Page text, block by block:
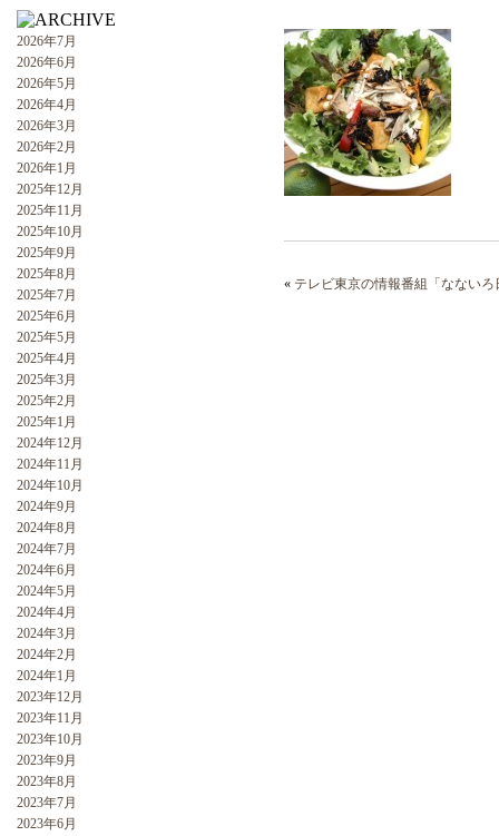
2026年7月
2026年6月
2026年5月
2026年4月
2026年3月
2026年2月
2026年1月
2025年12月
2025年11月
2025年10月
2025年9月
2025年8月
2025年7月
2025年6月
2025年5月
2025年4月
2025年3月
2025年2月
2025年1月
2024年12月
2024年11月
2024年10月
2024年9月
2024年8月
2024年7月
2024年6月
2024年5月
2024年4月
2024年3月
2024年2月
2024年1月
2023年12月
2023年11月
2023年10月
2023年9月
2023年8月
2023年7月
2023年6月
« テレビ東京の情報番組「なない